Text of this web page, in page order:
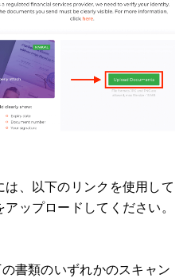
、以下のリンクを使用して
ップロードしてください。
書類のいずれかのスキャン